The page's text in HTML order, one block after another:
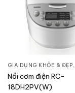
GIA DỤNG KHỎE & ĐẸP,
Nồi cơm điện RC-
18DH2PV(W)